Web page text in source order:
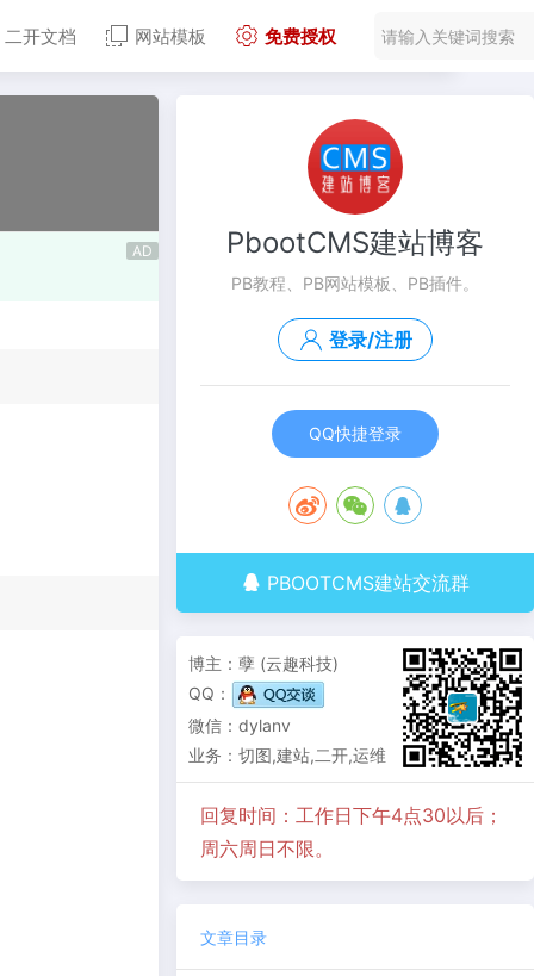
二开文档 网站模板 免费授权
PbootCMS建站博客
PB教程、PB网站模板、PB插件。
登录/注册
QQ快捷登录
PBOOTCMS建站交流群
博主：孽 (云趣科技)
QQ：
微信：dylanv
业务：切图,建站,二开,运维
回复时间：工作日下午4点30以后；
周六周日不限。
文章目录
AD